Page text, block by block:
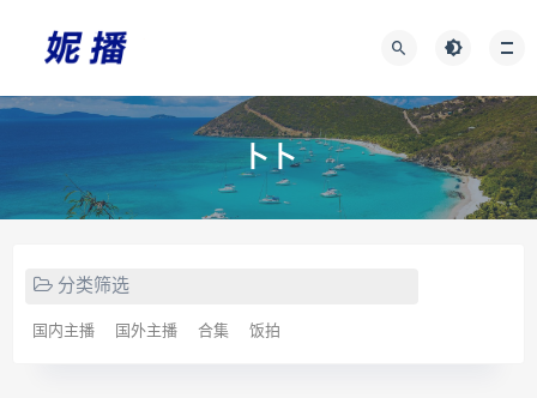
卜卜
分类筛选
国内主播 国外主播 合集 饭拍